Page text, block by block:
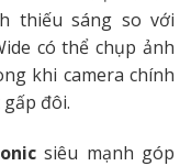
thiếu sáng so với
có thể chụp ảnh
khi camera chính
đôi.
siêu mạnh góp